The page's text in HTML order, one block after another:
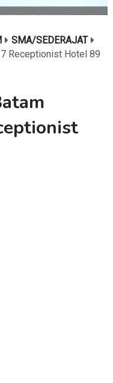
SMA/SEDERAJAT
Receptionist Hotel 89